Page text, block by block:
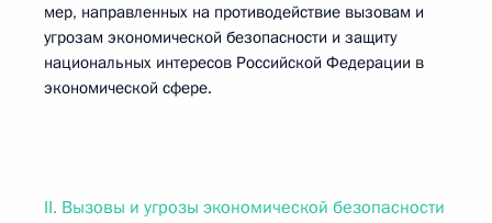
мер, направленных на противодействие вызовам и
угрозам экономической безопасности и защиту
национальных интересов Российской Федерации в
экономической сфере.
II. Вызовы и угрозы экономической безопасности